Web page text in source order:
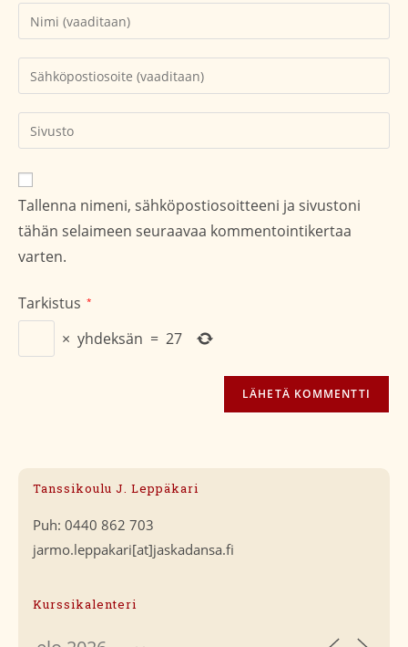
Kirjoita
nimesi
tai
käyttäjätunnuksesi
Kirjoita
sähköpostiosoitteesi
kommentoidaksesi
Kirjoita
sivustosi
verkko-
osoite/URL
(valinnainen)
Tallenna nimeni, sähköpostiosoitteeni ja sivustoni
tähän selaimeen seuraavaa kommentointikertaa
varten.
Tarkistus *
× yhdeksän = 27
Tanssikoulu J. Leppäkari
Puh: 0440 862 703
jarmo.leppakari[at]jaskadansa.fi
Kurssikalenteri